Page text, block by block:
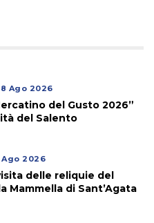
Ago 2026
del Gusto 2026”
del Salento
2026
delle reliquie del
Mammella di Sant’Agata